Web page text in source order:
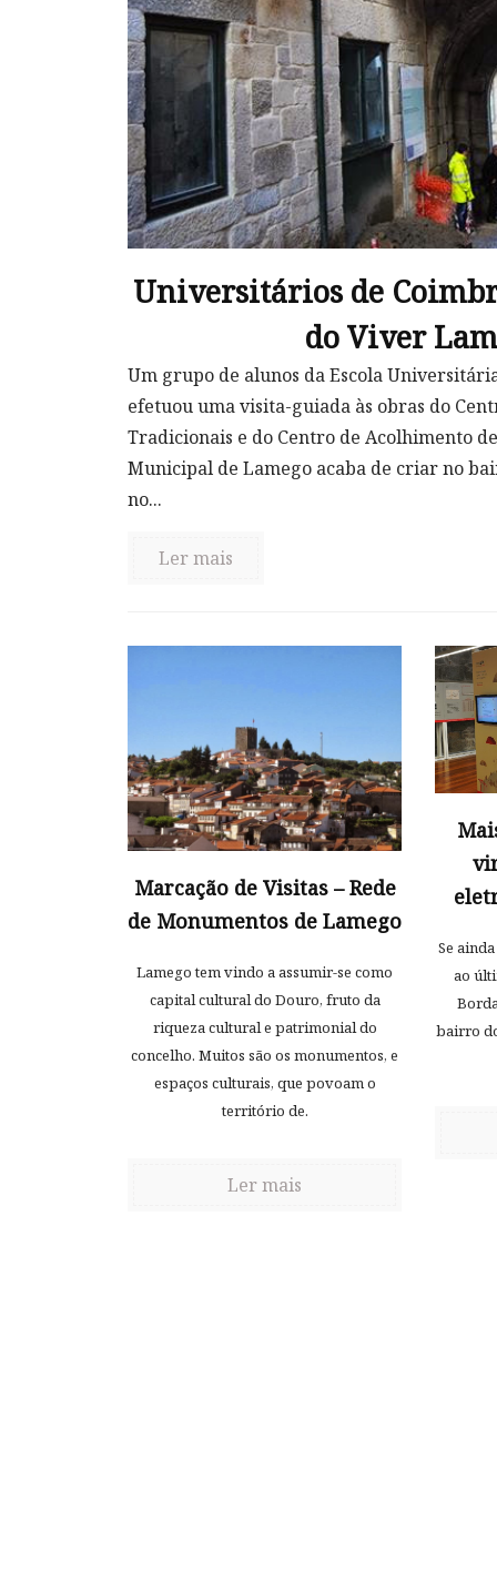
Universitários de
do Viver
Um grupo de alunos da Escola
efetuou uma visita-guiada às obras do
Tradicionais e do Centro de Acolhimento
Municipal de Lamego acaba de criar no
no...
Ler mais
Marcação de Visitas – Rede
de Monumentos de Lamego
Lamego tem vindo a assumir-se como
capital cultural do Douro, fruto da
riqueza cultural e patrimonial do
concelho. Muitos são os monumentos, e
espaços culturais, que povoam o
território de.
Ler mais
Se
ao
bairro